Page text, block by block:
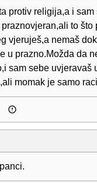
protiv religija,a i sam
to što
vjeruješ,a nemaš
u prazno.Možda da
sam sebe uvjeravaš
momak je samo